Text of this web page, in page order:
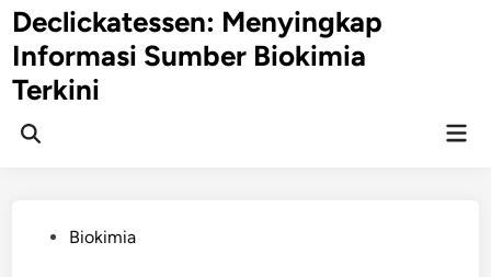
Skip
to
content
Declickatessen: Menyingkap
Informasi Sumber Biokimia
Terkini
Open
PostedBiokimia